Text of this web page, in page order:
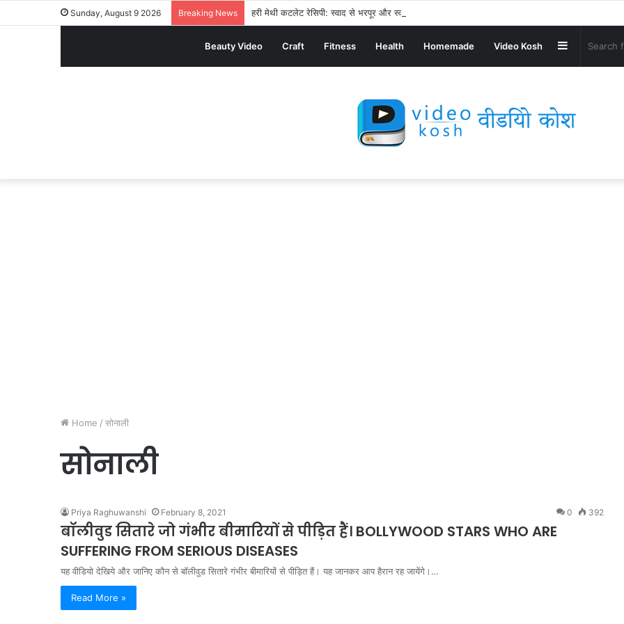
Sunday, August 9 2026 Breaking News हरी मेथी कटलेट रेसिपी: स्वाद से भरपूर और स्वस्थ नाश्ता बनाएं!
Beauty Video Craft Fitness Health Homemade Video Kosh Sidebar
Home / सोनाली
सोनाली
Priya Raghuwanshi February 8, 2021 0 392
बॉलीवुड सितारे जो गंभीर बीमारियों से पीड़ित हैं। BOLLYWOOD STARS WHO ARE
SUFFERING FROM SERIOUS DISEASES
यह वीडियो देखिये और जानिए कौन से बॉलीवुड सितारे गंभीर बीमारियों से पीड़ित हैं। यह जानकर आप हैरान रह जायेंगे।…
Read More »